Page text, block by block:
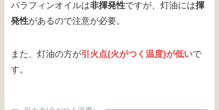
パラフィンオイルは非揮発性ですが、灯油には揮
発性があるので注意が必要。
また、灯油の方が引火点(火がつく温度)が低いで
す。